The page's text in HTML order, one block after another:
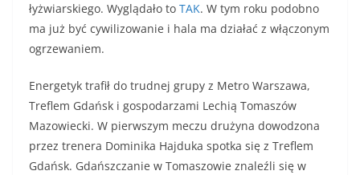
łyżwiarskiego. Wyglądało to TAK. W tym roku podobno
ma już być cywilizowanie i hala ma działać z włączonym
ogrzewaniem.
Energetyk trafił do trudnej grupy z Metro Warszawa,
Treflem Gdańsk i gospodarzami Lechią Tomaszów
Mazowiecki. W pierwszym meczu drużyna dowodzona
przez trenera Dominika Hajduka spotka się z Treflem
Gdańsk. Gdańszczanie w Tomaszowie znaleźli się w